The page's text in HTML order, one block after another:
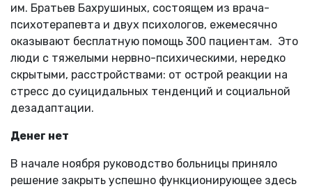
им. Братьев Бахрушиных, состоящем из врача-
психотерапевта и двух психологов, ежемесячно
оказывают бесплатную помощь 300 пациентам. Это
люди с тяжелыми нервно-психическими, нередко
скрытыми, расстройствами: от острой реакции на
стресс до суицидальных тенденций и социальной
дезадаптации.
Денег нет
В начале ноября руководство больницы приняло
решение закрыть успешно функционирующее здесь